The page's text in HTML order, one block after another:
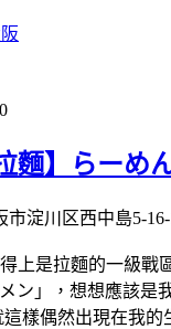
麵】らーめ
淀川区西中島5-
上是拉麵的一級戰
ン」，想想應該是
樣偶然出現在我的